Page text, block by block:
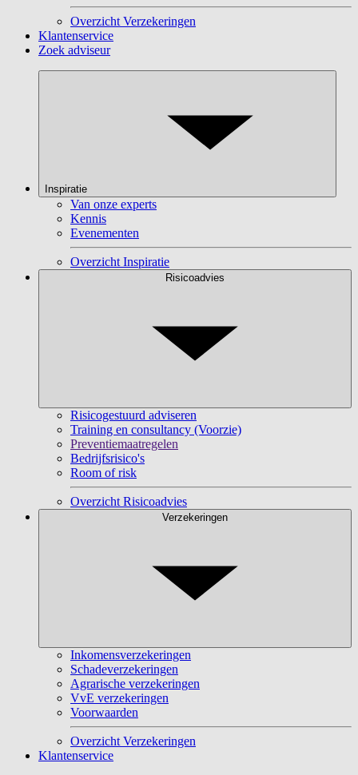
Overzicht Verzekeringen
Klantenservice
Zoek adviseur
Inspiratie
Van onze experts
Kennis
Evenementen
Overzicht Inspiratie
Risicoadvies
Risicogestuurd adviseren
Training en consultancy (Voorzie)
Preventiemaatregelen
Bedrijfsrisico's
Room of risk
Overzicht Risicoadvies
Verzekeringen
Inkomensverzekeringen
Schadeverzekeringen
Agrarische verzekeringen
VvE verzekeringen
Voorwaarden
Overzicht Verzekeringen
Klantenservice